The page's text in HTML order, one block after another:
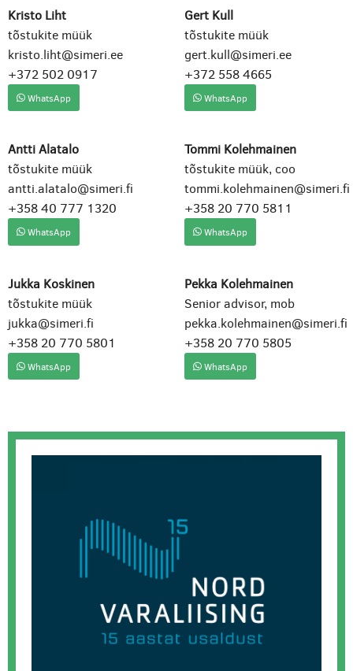
Kristo Liht
tõstukite müük
kristo.liht@simeri.ee
+372 502 0917
WhatsApp
Gert Kull
tõstukite müük
gert.kull@simeri.ee
+372 558 4665
WhatsApp
Antti Alatalo
tõstukite müük
antti.alatalo@simeri.fi
+358 40 777 1320
WhatsApp
Tommi Kolehmainen
tõstukite müük, coo
tommi.kolehmainen@simeri.fi
+358 20 770 5811
WhatsApp
Jukka Koskinen
tõstukite müük
jukka@simeri.fi
+358 20 770 5801
WhatsApp
Pekka Kolehmainen
Senior advisor, mob
pekka.kolehmainen@simeri.fi
+358 20 770 5805
WhatsApp